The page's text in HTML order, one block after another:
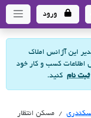
مشاورین املاک
ورود
این آژانس املاک
اطلاعات کسب و کار خود
ثبت نام کنید.
املاک مسکن انتظار